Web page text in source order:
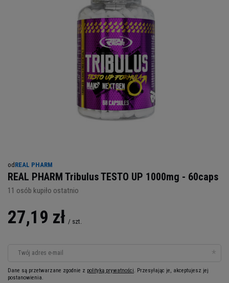
od REAL PHARM
REAL PHARM Tribulus TESTO UP 1000mg - 60caps
11 osób kupiło ostatnio
27,19 zł / szt.
Twój adres e-mail
Dane są przetwarzane zgodnie z polityką prywatności. Przesyłając je, akceptujesz jej
postanowienia.